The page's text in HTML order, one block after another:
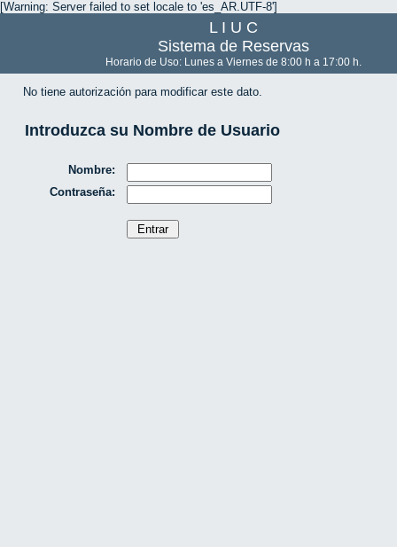
[Warning: Server failed to set locale to 'es_AR.UTF-8']
L I U C
Sistema de Reservas
Horario de Uso: Lunes a Viernes de 8:00 h a 17:00 h.
No tiene autorización para modificar este dato.
Introduzca su Nombre de Usuario
Nombre:
Contraseña: